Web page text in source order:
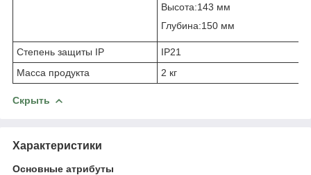
Высота:143 мм
Глубина:150 мм
Степень защиты IP
IP21
Масса продукта
2 кг
Скрыть
Характеристики
Основные атрибуты